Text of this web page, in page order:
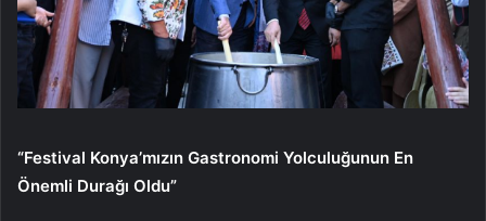
“Festival Konya’mızın Gastronomi Yolculuğunun En
Önemli Durağı Oldu”